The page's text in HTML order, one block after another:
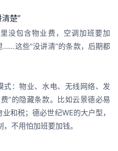
楚”
没包含物业费，空调加班要加
这些“没讲清”的条款，后期都
式：物业、水电、无线网络、发
”的隐藏条款。比如云景德必易
和税；德必世纪WE的大户型，
不用怕加班要加钱。